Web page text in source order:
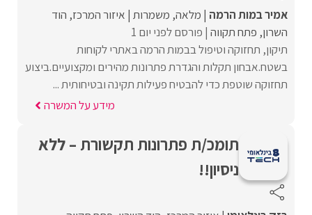
אמיר במות הרמה מלאה משמרות איזור המרכז הוד
השרון פתח תקווה פורסם לפני יום 1
תיקון, תחזוקה וטיפול בבמות הרמה באתרי לקוחות
בשטח.אבחון תקלות והגדרת פתרונות מהירים ומקצועיים.ביצוע
תחזוקה שוטפת כדי להבטיח פעילות תקינה ובטיחותית ...
מידע על המשרה
תומכ/ת פתרונות תקשורת – ללא
ניסיון!!